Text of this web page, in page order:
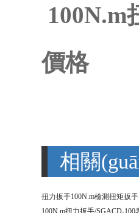
100N.m
價格
相關